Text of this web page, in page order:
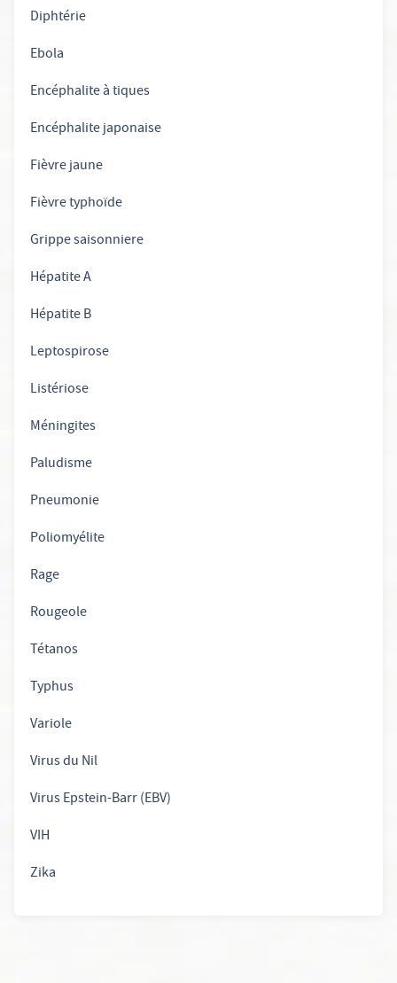
Diphtérie
Ebola
Encéphalite à tiques
Encéphalite japonaise
Fièvre jaune
Fièvre typhoïde
Grippe saisonniere
Hépatite A
Hépatite B
Leptospirose
Listériose
Méningites
Paludisme
Pneumonie
Poliomyélite
Rage
Rougeole
Tétanos
Typhus
Variole
Virus du Nil
Virus Epstein-Barr (EBV)
VIH
Zika